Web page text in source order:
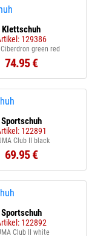
Klettschuh
129386
Ciberdron green red
74.95 €
Sportschuh
122891
Club II black
69.95 €
Sportschuh
122892
Club II white